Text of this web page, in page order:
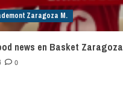
Zaragoza M.
news en Basket Zaragoza
0